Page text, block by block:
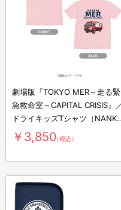
劇場版『TOKYO MER～走る緊
急救命室～CAPITAL CRISIS』
ドライキッズTシャツ（
MER）
￥3,850（税込）